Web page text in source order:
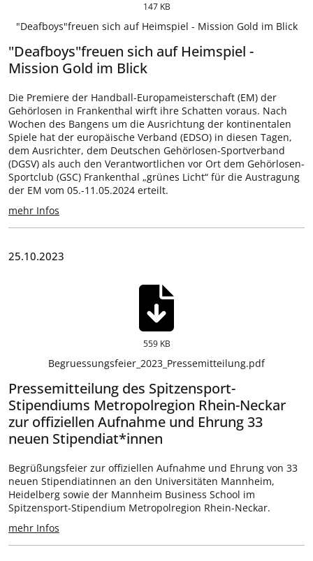
147 KB
"Deafboys"freuen sich auf Heimspiel - Mission Gold im Blick
"Deafboys"freuen sich auf Heimspiel -
Mission Gold im Blick
Die Premiere der Handball-Europameisterschaft (EM) der
Gehörlosen in Frankenthal wirft ihre Schatten voraus. Nach
Wochen des Bangens um die Ausrichtung der kontinentalen
Spiele hat der europäische Verband (EDSO) in diesen Tagen,
dem Ausrichter, dem Deutschen Gehörlosen-Sportverband
(DGSV) als auch den Verantwortlichen vor Ort dem Gehörlosen-
Sportclub (GSC) Frankenthal „grünes Licht“ für die Austragung
der EM vom 05.-11.05.2024 erteilt.
mehr Infos
25.10.2023
559 KB
Begruessungsfeier_2023_Pressemitteilung.pdf
Pressemitteilung des Spitzensport-
Stipendiums Metropolregion Rhein-Neckar
zur offiziellen Aufnahme und Ehrung 33
neuen Stipendiat*innen
Begrüßungsfeier zur offiziellen Aufnahme und Ehrung von 33
neuen Stipendiatinnen an den Universitäten Mannheim,
Heidelberg sowie der Mannheim Business School im
Spitzensport-Stipendium Metropolregion Rhein-Neckar.
mehr Infos